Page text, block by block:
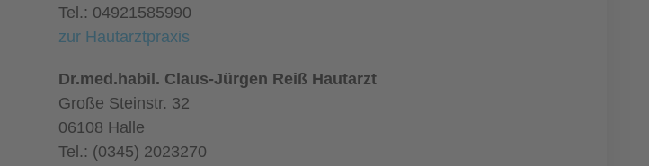
Tel.: 04921585990
zur Hautarztpraxis
Dr.med.habil. Claus-Jürgen Reiß Hautarzt
Große Steinstr. 32
06108 Halle
Tel.: (0345) 2023270